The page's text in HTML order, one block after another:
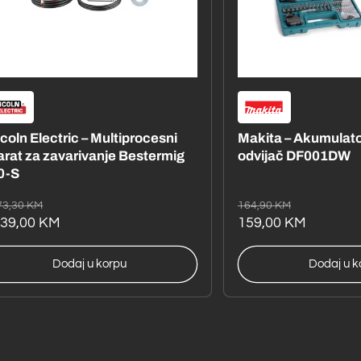
brusilica
Lincoln Electric – Multiprocesni
aparat za zavarivanje Bestermig
Dodaj u korpu